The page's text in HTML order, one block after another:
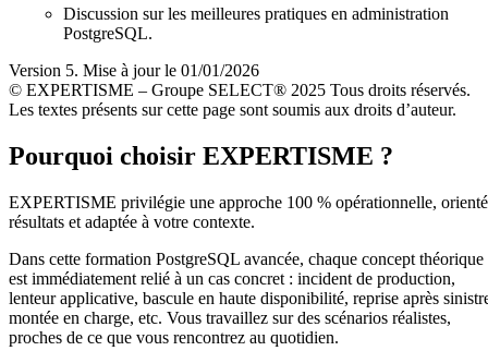
Discussion sur les meilleures pratiques en administration
PostgreSQL.
Version 5. Mise à jour le 01/01/2026
© EXPERTISME – Groupe SELECT® 2025 Tous droits réservés.
Les textes présents sur cette page sont soumis aux droits d’auteur.
Pourquoi choisir EXPERTISME ?
EXPERTISME privilégie une approche 100 % opérationnelle,
résultats et adaptée à votre contexte.
Dans cette formation PostgreSQL avancée, chaque concept théorique
est immédiatement relié à un cas concret : incident de production,
lenteur applicative, bascule en haute disponibilité, reprise après
montée en charge, etc. Vous travaillez sur des scénarios réalistes,
proches de ce que vous rencontrez au quotidien.